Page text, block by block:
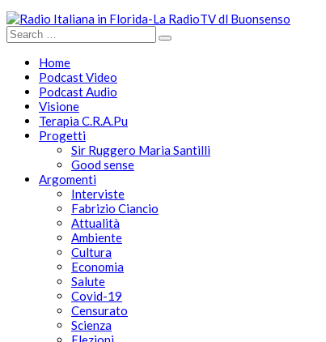
Home
Podcast Video
Podcast Audio
Visione
Terapia C.R.A.Pu
Progetti
Sir Ruggero Maria Santilli
Good sense
Argomenti
Interviste
Fabrizio Ciancio
Attualità
Ambiente
Cultura
Economia
Salute
Covid-19
Censurato
Scienza